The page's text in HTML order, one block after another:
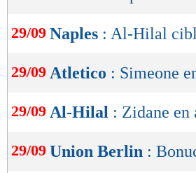
29/09 Naples : Al-Hilal
29/09 Atletico : Simeone
29/09 Al-Hilal : Zidane en
29/09 Union Berlin :